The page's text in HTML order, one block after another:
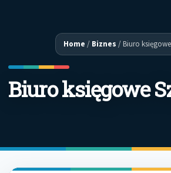
Home / Biznes /Biuro
Biuro księgowe